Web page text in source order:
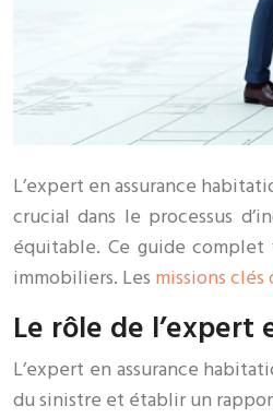
L’expert en assurance
crucial dans le processus
équitable. Ce guide complet
immobiliers. Les missions clés
Le rôle de
L’expert en assurance
du sinistre et établir un